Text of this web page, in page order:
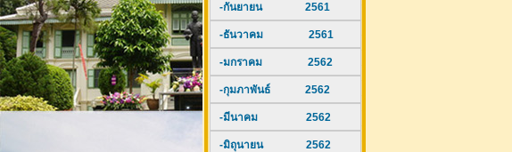
-กันยายน 2561
-ธันวาคม 2561
-มกราคม 2562
-กุมภาพันธ์ 2562
-มีนาคม 2562
-มิถุนายน 2562